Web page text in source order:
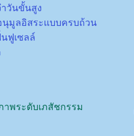
วันขั้นสูง
นุมูลอิสระแบบครบถ้วน
ฟูเซลล์
พระดับเภสัชกรรม